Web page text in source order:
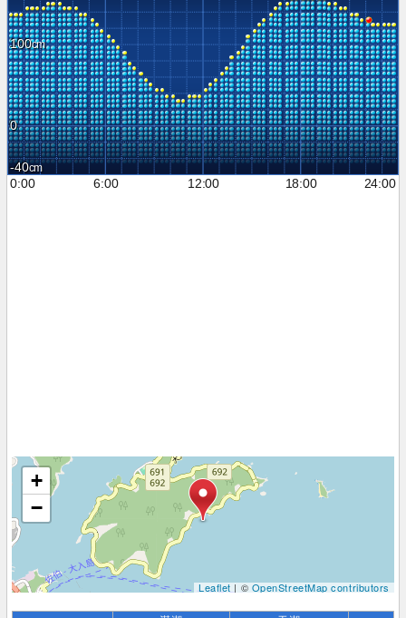
100
0
-40
0:00
6:00 12:00 18:00 24:00
+
−
Leaflet| ©OpenStreetMap contributors